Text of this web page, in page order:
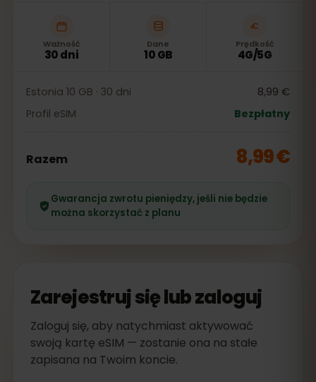
Ważność
30 dni
Dane
10 GB
Prędkość
4G/5G
Estonia 10 GB · 30 dni
8,99 €
Profil eSIM
Bezpłatny
Razem 8,99 €
Gwarancja zwrotu pieniędzy, jeśli nie będzie
można skorzystać z planu
Zarejestruj się lub zaloguj
Zaloguj się, aby natychmiast aktywować
swoją kartę eSIM — zostanie ona na stałe
zapisana na Twoim koncie.